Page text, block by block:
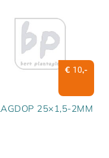
€ 10,-
25×1,5-2MM